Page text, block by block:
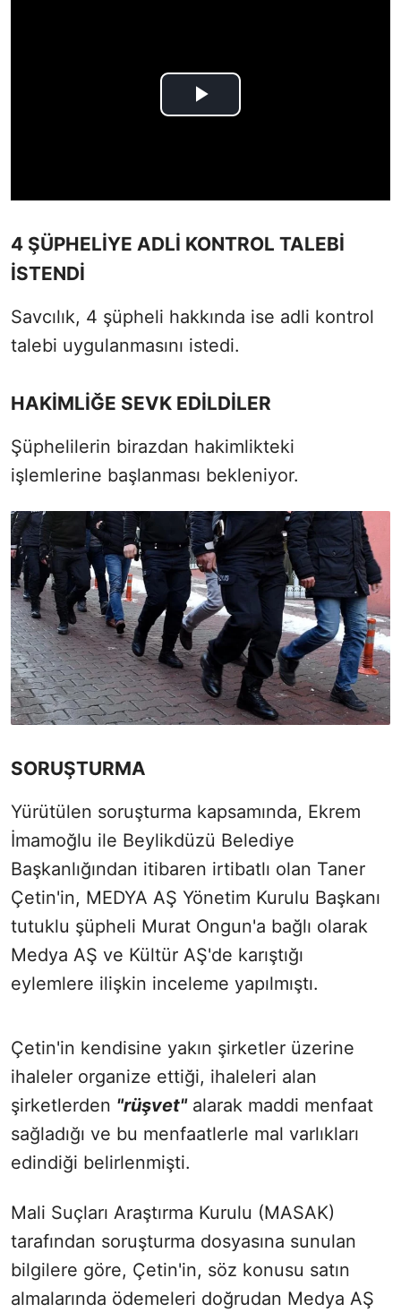
4 ŞÜPHELİYE ADLİ KONTROL TALEBİ
İSTENDİ
Savcılık, 4 şüpheli hakkında ise adli kontrol
talebi uygulanmasını istedi.
HAKİMLİĞE SEVK EDİLDİLER
Şüphelilerin birazdan hakimlikteki
işlemlerine başlanması bekleniyor.
SORUŞTURMA
Yürütülen soruşturma kapsamında, Ekrem
İmamoğlu ile Beylikdüzü Belediye
Başkanlığından itibaren irtibatlı olan Taner
Çetin'in, MEDYA AŞ Yönetim Kurulu Başkanı
tutuklu şüpheli Murat Ongun'a bağlı olarak
Medya AŞ ve Kültür AŞ'de karıştığı
eylemlere ilişkin inceleme yapılmıştı.
Çetin'in kendisine yakın şirketler üzerine
ihaleler organize ettiği, ihaleleri alan
şirketlerden "rüşvet"alarak maddi menfaat
sağladığı ve bu menfaatlerle mal varlıkları
edindiği belirlenmişti.
Mali Suçları Araştırma Kurulu (MASAK)
tarafından soruşturma dosyasına sunulan
bilgilere göre, Çetin'in, söz konusu satın
almalarında ödemeleri doğrudan Medya AŞ